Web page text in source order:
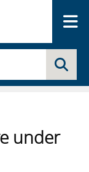
under